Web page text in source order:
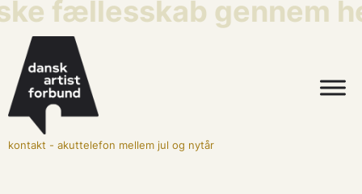
fællesskab gennem
kontakt - akuttelefon mellem jul og nytår